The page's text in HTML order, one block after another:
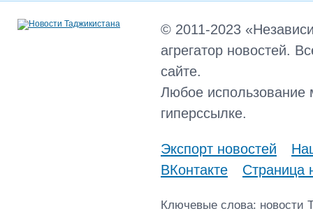
© 2011-2023
агрегатор новостей.
сайте.
Любое использование
гиперссылке.
Экспорт новостей
ВКонтакте
Страница
Ключевые слова: новости